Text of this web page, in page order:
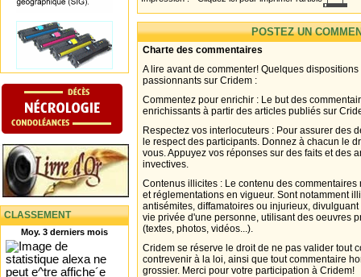
CLASSEMENT
Moy. 3 derniers mois
POSTEZ UN
Charte des commentaires
A lire avant de commenter! Quelques
passionnants sur Cridem :
Commentez pour enrichir : Le but des
enrichissants à partir des articles publiés sur
Respectez vos interlocuteurs : Pour assurer des
le respect des participants. Donnez à chacun le
vous. Appuyez vos réponses sur des faits et des
invectives.
Contenus illicites : Le contenu des
et réglementations en vigueur. Sont notamment
antisémites, diffamatoires ou injurieux,
vie privée d'une personne, utilisant des oeuvres
(textes, photos, vidéos...).
Cridem se réserve le droit de ne pas valider tout
contrevenir à la loi, ainsi que tout commentaire
grossier. Merci pour votre participation à Cridem!